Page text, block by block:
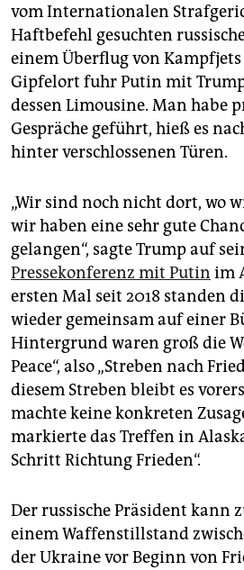
vom Internationalen
Haftbefehl gesuchten
einem Überflug von Kampfjets
Gipfelort fuhr Putin mit
dessen Limousine. Man habe
Gespräche geführt, hieß es
hinter verschlossenen Türen.
„Wir sind noch nicht dort, wo
wir haben eine sehr gute
gelangen“, sagte Trump auf
Pressekonferenz mit Putin im
ersten Mal seit 2018 standen
wieder gemeinsam auf einer
Hintergrund waren groß die
Peace“, also „Streben nach
diesem Streben bleibt es
machte keine konkreten
markierte das Treffen in
Schritt Richtung Frieden“.
Der russische Präsident kann
einem Waffenstillstand
der Ukraine vor Beginn von